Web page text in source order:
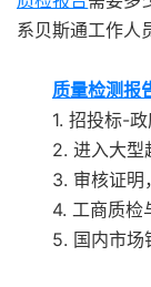
系贝斯通工作人
质量检测报
1. 招投标-政
2. 进入大型
3. 审核证明
4. 工商质检
5. 国内市场